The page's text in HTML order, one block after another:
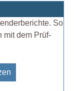
So
mit dem Prüf-